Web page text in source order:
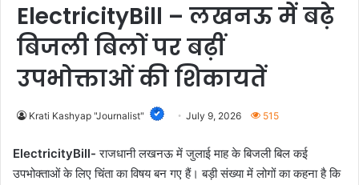
ElectricityBill – लखनऊ में बढ़े
बिजली बिलों पर बढ़ीं
उपभोक्ताओं की शिकायतें
Krati Kashyap "Journalist" July 9, 2026 515
ElectricityBill- राजधानी लखनऊ में जुलाई माह के बिजली बिल कई
उपभोक्ताओं के लिए चिंता का विषय बन गए हैं। बड़ी संख्या में लोगों का कहना है कि